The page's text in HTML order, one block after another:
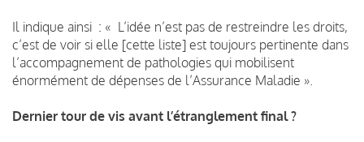
Il indique ainsi : « L’idée n’est pas de restreindre les droits,
c’est de voir si elle [cette liste] est toujours pertinente dans
l’accompagnement de pathologies qui mobilisent
énormément de dépenses de l’Assurance Maladie ».
Dernier tour de vis avant l’étranglement final ?